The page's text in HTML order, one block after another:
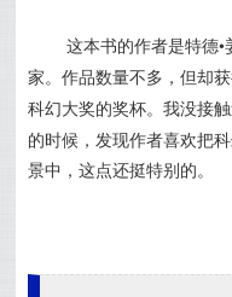
这本书的作者是特德
家。作品数量不多，但却
科幻大奖的奖杯。我没接
的时候，发现作者喜欢把
景中，这点还挺特别的。